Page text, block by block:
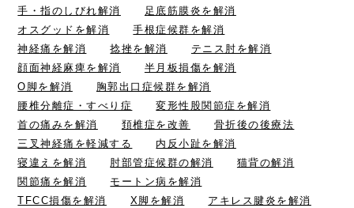
手・指のしびれ解消
足底筋膜炎を解消
オスグッドを解消
手根症候群を解消
神経痛を解消
捻挫を解消
テニス肘を解消
顔面神経麻痺を解消
半月板損傷を解消
O脚を解消
胸郭出口症候群を解消
腰椎分離症・すべり症
変形性股関節症を解消
首の痛みを解消
頚椎症を改善
骨折後の後療法
三叉神経痛を軽減する
内反小趾を解消
寝違えを解消
肘部管症候群の解消
猫背の解消
関節痛を解消
モートン病を解消
TFCC損傷を解消
X脚を解消
アキレス腱炎を解消